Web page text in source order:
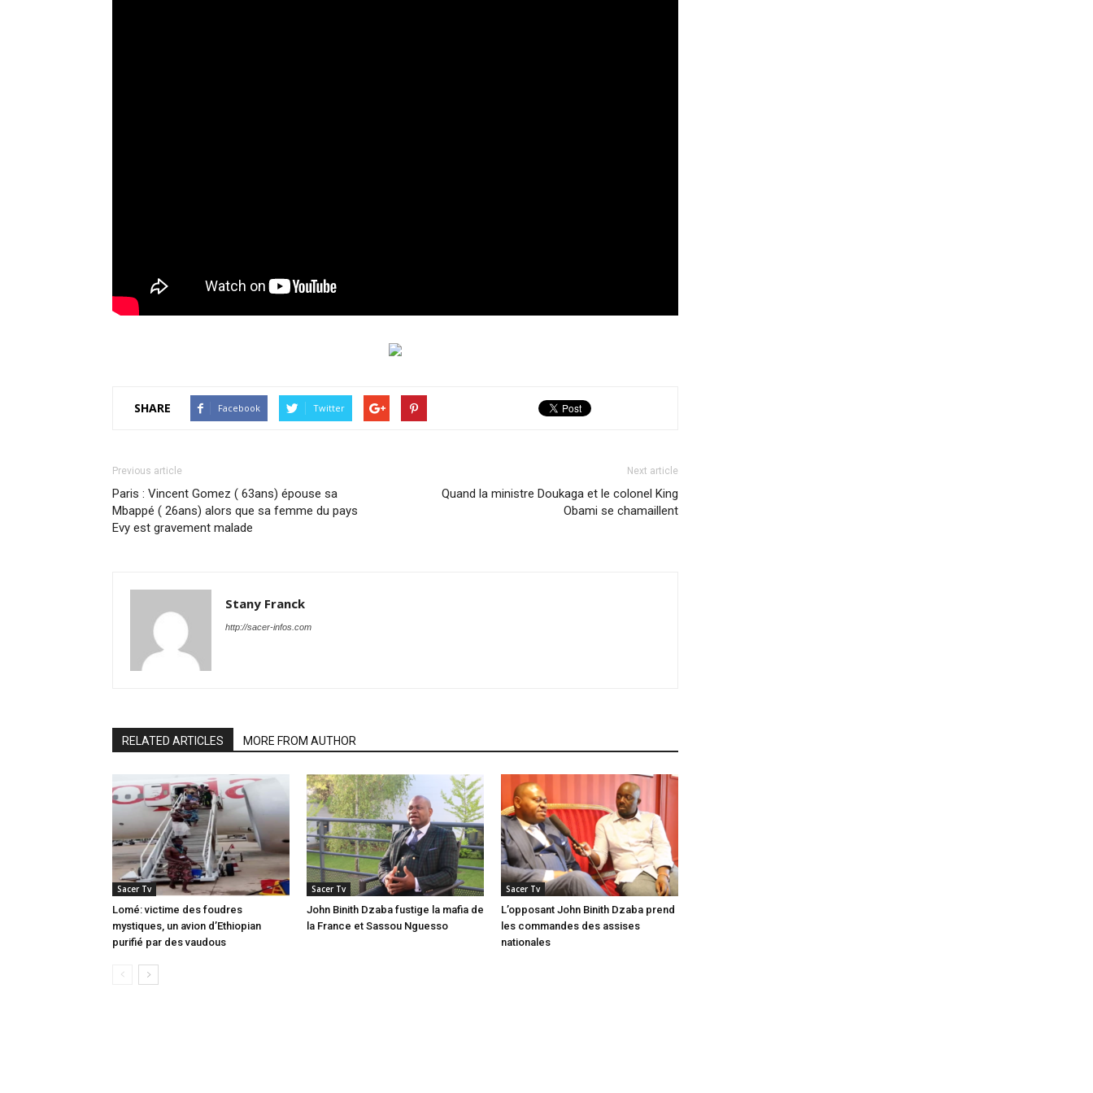
SHARE Facebook Twitter
Previous article
Paris : Vincent Gomez ( 63ans) épouse sa
Mbappé ( 26ans) alors que sa femme du pays
Evy est gravement malade
Next article
Quand la ministre Doukaga et le colonel King
Obami se chamaillent
Stany Franck
http://sacer-infos.com
RELATED ARTICLES MORE FROM AUTHOR
Sacer Tv
Lomé: victime des foudres
mystiques, un avion d’Ethiopian
purifié par des vaudous
Sacer Tv
John Binith Dzaba fustige la mafia de
la France et Sassou Nguesso
Sacer Tv
L’opposant John Binith Dzaba prend
les commandes des assises
nationales